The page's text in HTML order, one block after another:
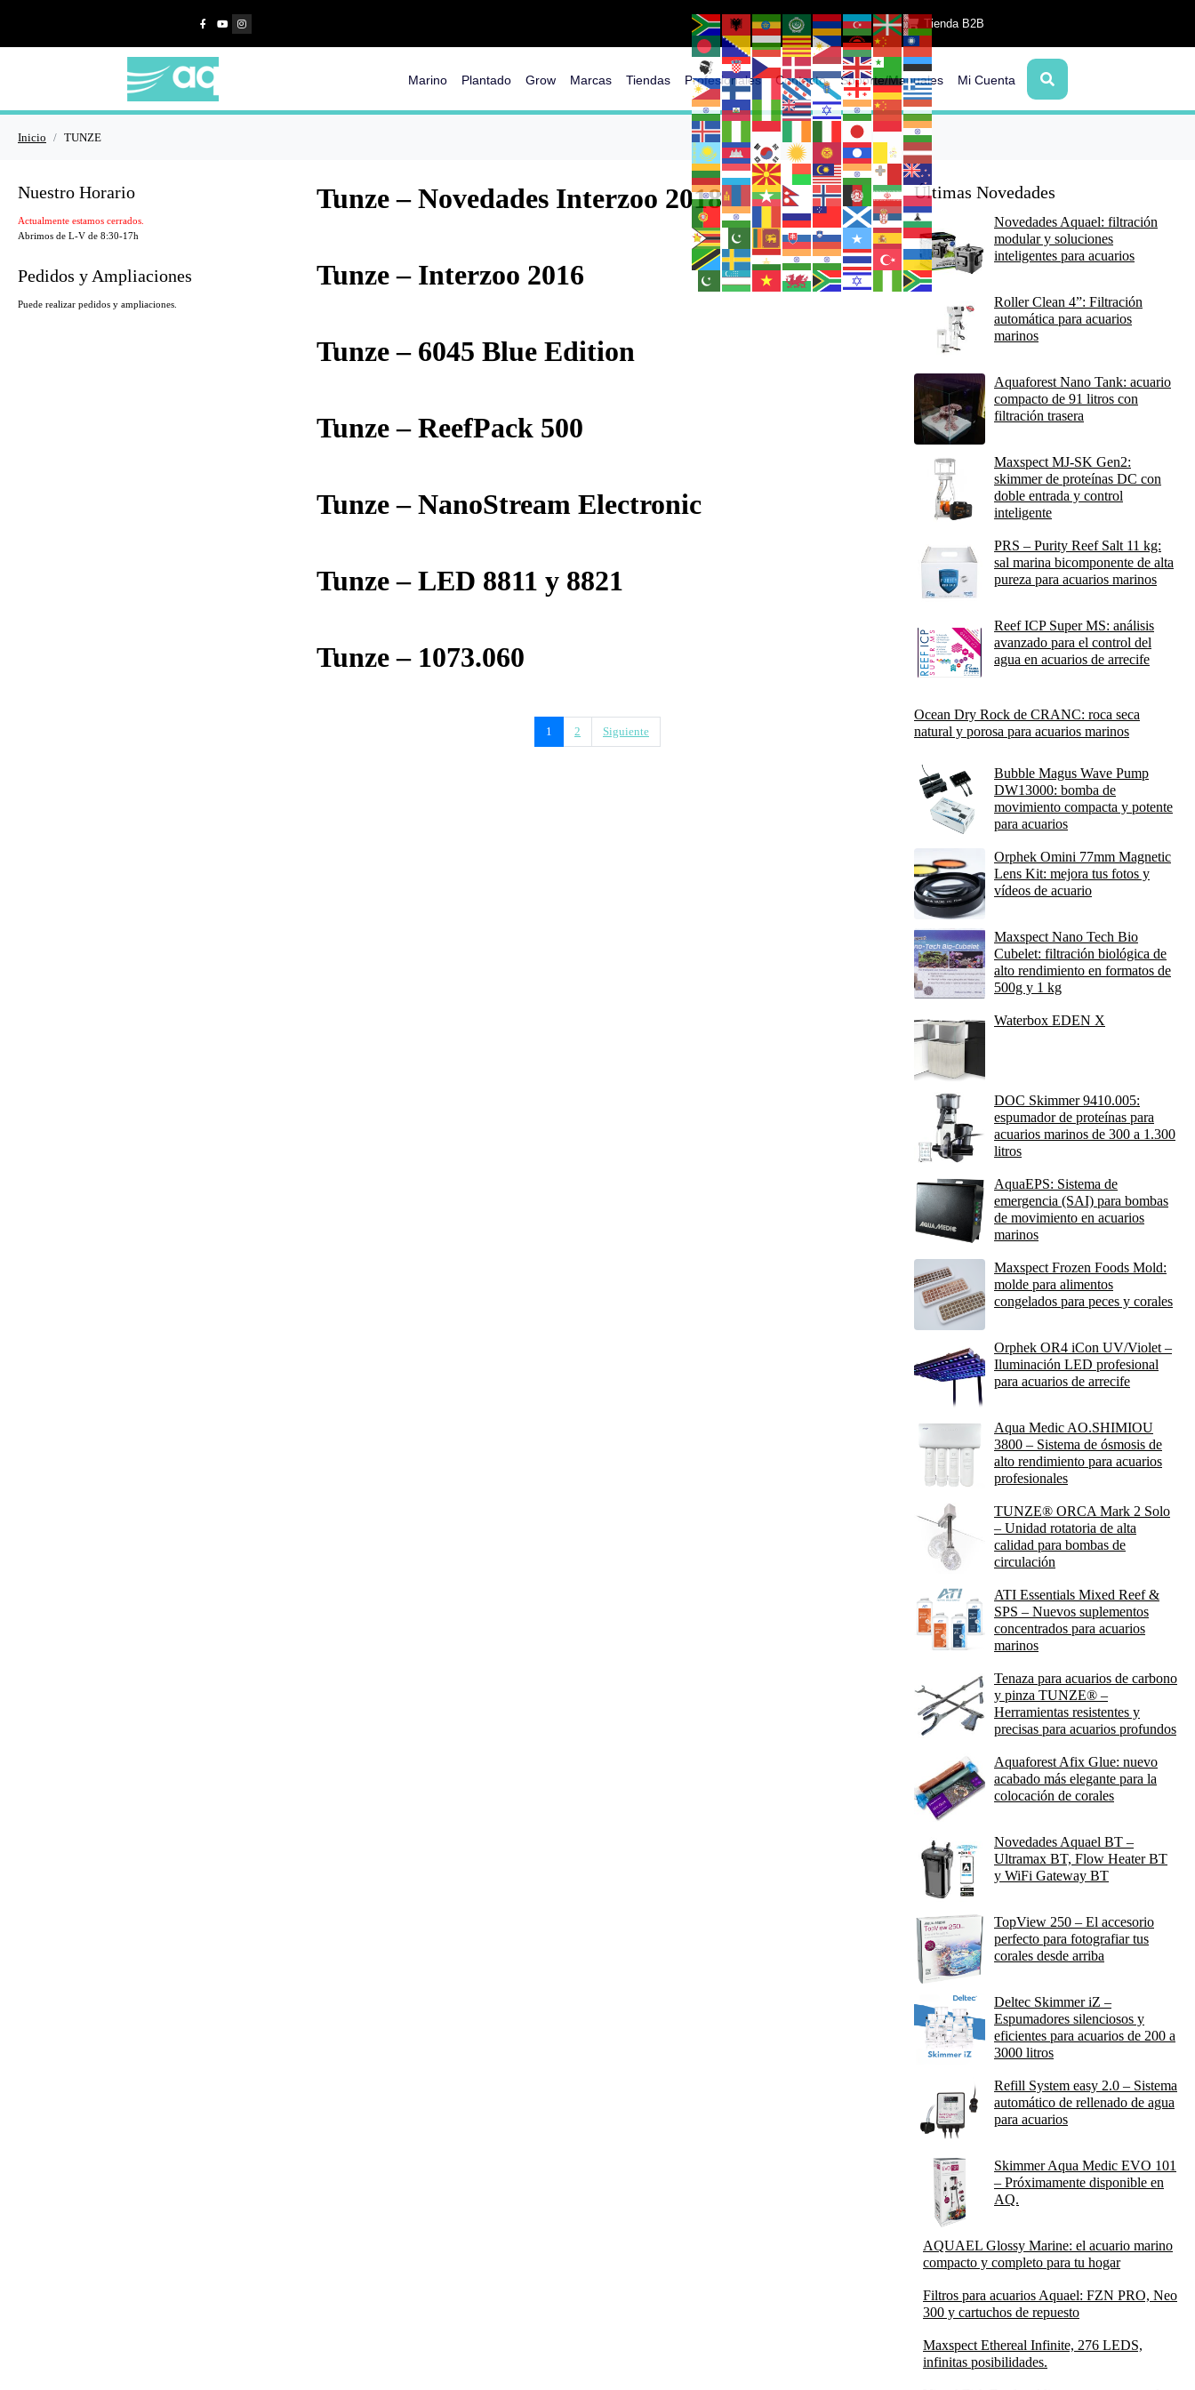
Tienda B2B
Marino Plantado Grow Marcas Tiendas Profesionales Contacto Soporte/Manuales Mi Cuenta
Inicio TUNZE
Tunze – Novedades Interzoo 2018
Tunze – Interzoo 2016
Tunze – 6045 Blue Edition
Tunze – ReefPack 500
Tunze – NanoStream Electronic
Tunze – LED 8811 y 8821
Tunze – 1073.060
1 2 Siguiente
Nuestro Horario
Actualmente estamos cerrados.
Abrimos de L-V de 8:30-17h
Pedidos y Ampliaciones
Puede realizar pedidos y ampliaciones.
Últimas Novedades
Novedades Aquael: filtración
modular y soluciones
inteligentes para acuarios
Roller Clean 4”: Filtración
automática para acuarios
marinos
Aquaforest Nano Tank: acuario
compacto de 91 litros con
filtración trasera
Maxspect MJ-SK Gen2:
skimmer de proteínas DC con
doble entrada y control
inteligente
PRS – Purity Reef Salt 11 kg:
sal marina bicomponente de alta
pureza para acuarios marinos
Reef ICP Super MS: análisis
avanzado para el control del
agua en acuarios de arrecife
Ocean Dry Rock de CRANC: roca seca
natural y porosa para acuarios marinos
Bubble Magus Wave Pump
DW13000: bomba de
movimiento compacta y potente
para acuarios
Orphek Omini 77mm Magnetic
Lens Kit: mejora tus fotos y
vídeos de acuario
Maxspect Nano Tech Bio
Cubelet: filtración biológica de
alto rendimiento en formatos de
500g y 1 kg
Waterbox EDEN X
DOC Skimmer 9410.005:
espumador de proteínas para
acuarios marinos de 300 a 1.300
litros
AquaEPS: Sistema de
emergencia (SAI) para bombas
de movimiento en acuarios
marinos
Maxspect Frozen Foods Mold:
molde para alimentos
congelados para peces y corales
Orphek OR4 iCon UV/Violet –
Iluminación LED profesional
para acuarios de arrecife
Aqua Medic AO.SHIMIOU
3800 – Sistema de ósmosis de
alto rendimiento para acuarios
profesionales
TUNZE® ORCA Mark 2 Solo
– Unidad rotatoria de alta
calidad para bombas de
circulación
ATI Essentials Mixed Reef &
SPS – Nuevos suplementos
concentrados para acuarios
marinos
Tenaza para acuarios de carbono
y pinza TUNZE® –
Herramientas resistentes y
precisas para acuarios profundos
Aquaforest Afix Glue: nuevo
acabado más elegante para la
colocación de corales
Novedades Aquael BT –
Ultramax BT, Flow Heater BT
y WiFi Gateway BT
TopView 250 – El accesorio
perfecto para fotografiar tus
corales desde arriba
Deltec Skimmer iZ –
Espumadores silenciosos y
eficientes para acuarios de 200 a
3000 litros
Refill System easy 2.0 – Sistema
automático de rellenado de agua
para acuarios
Skimmer Aqua Medic EVO 101
– Próximamente disponible en
AQ.
AQUAEL Glossy Marine: el acuario marino
compacto y completo para tu hogar
Filtros para acuarios Aquael: FZN PRO, Neo
300 y cartuchos de repuesto
Maxspect Ethereal Infinite, 276 LEDS,
infinitas posibilidades.